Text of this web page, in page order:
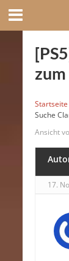
Startseite
Suche
Ansicht
17.